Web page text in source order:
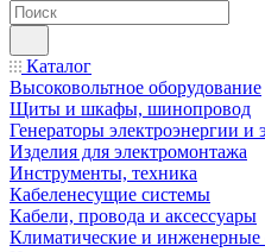
Каталог
Высоковольтное оборудование
Щиты и шкафы, шинопровод
Генераторы электроэнергии и
Изделия для электромонтажа
Инструменты, техника
Кабеленесущие системы
Кабели, провода и аксессуары
Климатические и инженерные